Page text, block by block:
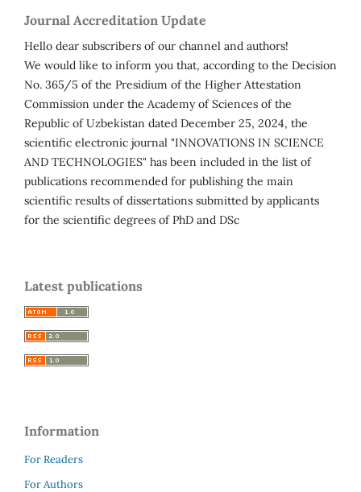
Journal Accreditation Update
Hello dear subscribers of our channel and authors!
We would like to inform you that, according to the Decision
No. 365/5 of the Presidium of the Higher Attestation
Commission under the Academy of Sciences of the
Republic of Uzbekistan dated December 25, 2024, the
scientific electronic journal "INNOVATIONS IN SCIENCE
AND TECHNOLOGIES" has been included in the list of
publications recommended for publishing the main
scientific results of dissertations submitted by applicants
for the scientific degrees of PhD and DSc
Latest publications
Information
For Readers
For Authors